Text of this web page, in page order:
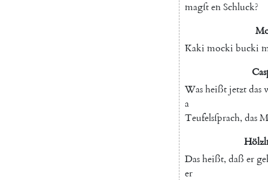
magſtenSchluck?
Kaki mocki bucki
Washeißtjetztdas
a
Teufelsſprach, das
Dasheißt, daß er
er